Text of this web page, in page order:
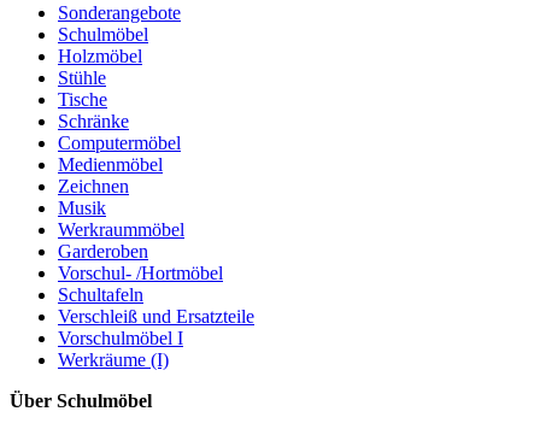
Sonderangebote
Schulmöbel
Holzmöbel
Stühle
Tische
Schränke
Computermöbel
Medienmöbel
Zeichnen
Musik
Werkraummöbel
Garderoben
Vorschul- /Hortmöbel
Schultafeln
Verschleiß und Ersatzteile
Vorschulmöbel I
Werkräume (I)
Über Schulmöbel